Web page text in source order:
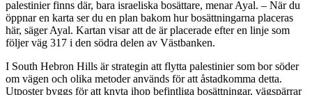
palestinier finns där, bara israeliska bosättare, menar Ayal. – När du
öppnar en karta ser du en plan bakom hur bosättningarna placeras
här, säger Ayal. Kartan visar att de är placerade efter en linje som
följer väg 317 i den södra delen av Västbanken.
I South Hebron Hills är strategin att flytta palestinier som bor söder
om vägen och olika metoder används för att åstadkomma detta.
Utposter byggs för att knyta ihop befintliga bosättningar, vägspärrar